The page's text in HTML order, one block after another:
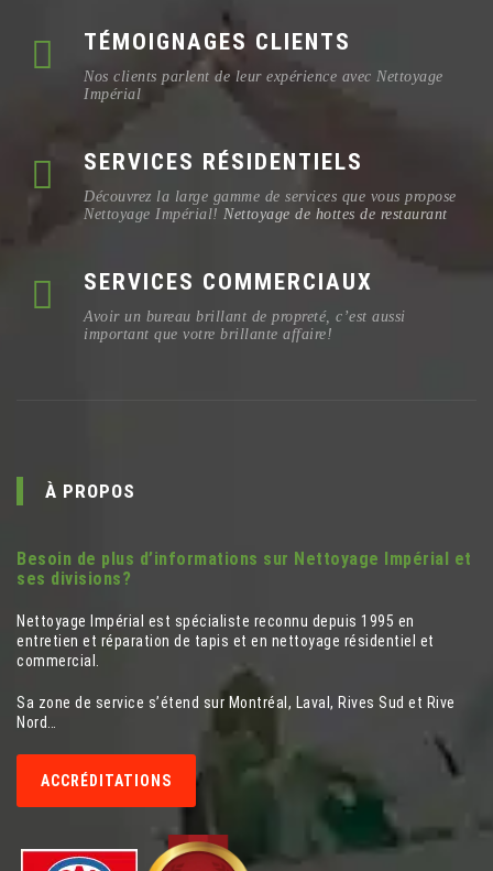
TÉMOIGNAGES CLIENTS
Nos clients parlent de leur expérience avec Nettoyage
Impérial
SERVICES RÉSIDENTIELS
Découvrez la large gamme de services que vous propose
Nettoyage Impérial! Nettoyage de hottes de restaurant
SERVICES COMMERCIAUX
Avoir un bureau brillant de propreté, c’est aussi
important que votre brillante affaire!
À PROPOS
Besoin de plus d’informations sur Nettoyage Impérial et
ses divisions?
Nettoyage Impérial est spécialiste reconnu depuis 1995 en
entretien et réparation de tapis et en nettoyage résidentiel et
commercial.
Sa zone de service s’étend sur Montréal, Laval, Rives Sud et Rive
Nord…
ACCRÉDITATIONS